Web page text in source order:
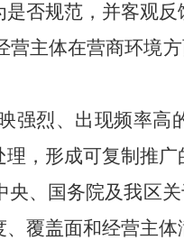
否规范，并客观反
营主体在营商环境
强烈、出现频率高
理，形成可复制推广
央、国务院及我区
、覆盖面和经营主体